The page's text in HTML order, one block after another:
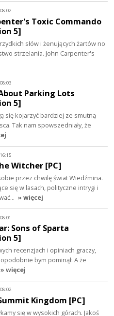
Toxic Commando
5]
słów i żenujących żartów no
strzelania. John Carpenter's
Parking Lots
5]
się kojarzyć bardziej ze smutną
Tak nam spowszedniały, że
Witcher [PC]
przez chwilę świat Wiedźmina.
się w lasach, polityczne intrygi i
» więcej
Sons of Sparta
5]
recenzjach i opiniach graczy,
bym pominął. A że
» więcej
Kingdom [PC]
się w wysokich górach. Jakoś